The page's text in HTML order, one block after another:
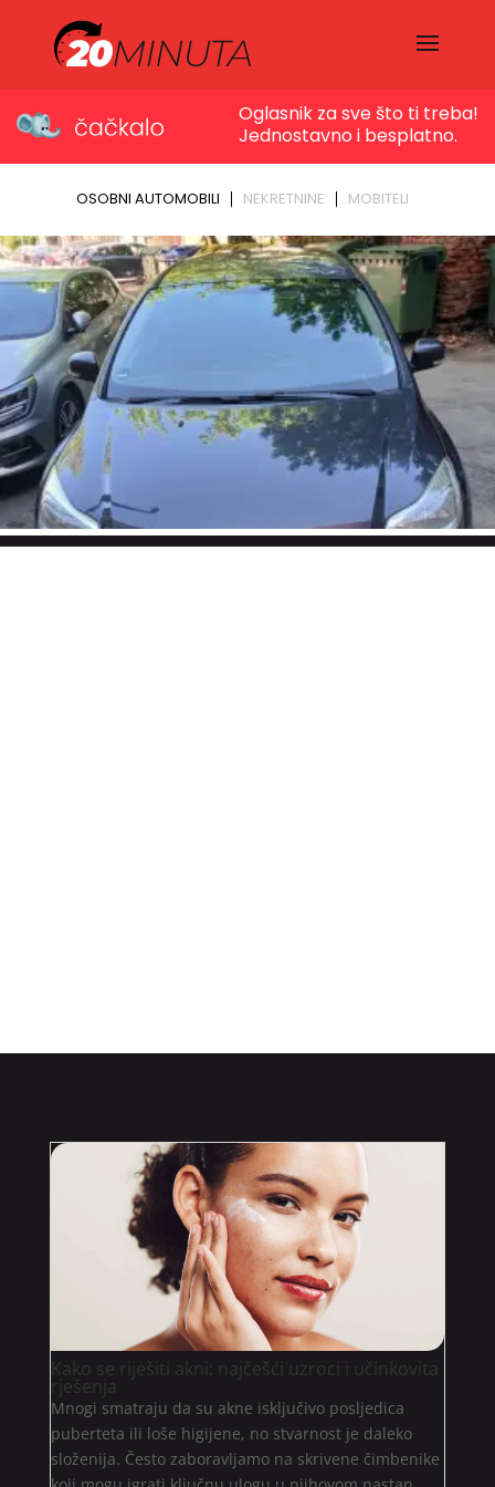
Kako se riješiti akni: najčešći uzroci i učinkovita
rješenja
Mnogi smatraju da su akne isključivo posljedica
puberteta ili loše higijene, no stvarnost je daleko
složenija. Često zaboravljamo na skrivene čimbenike